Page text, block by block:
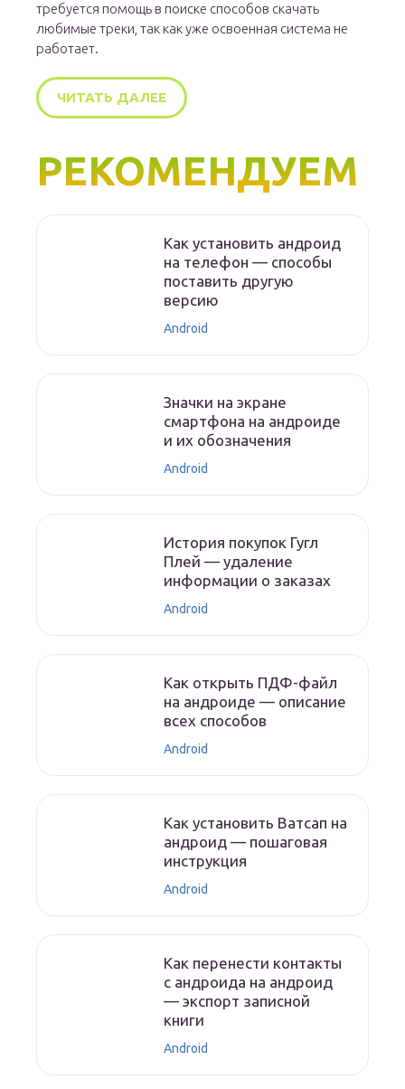
требуется помощь в поиске способов скачать
любимые треки, так как уже освоенная система не
работает.
ЧИТАТЬ ДАЛЕЕ
РЕКОМЕНДУЕМ
Как установить андроид
на телефон — способы
поставить другую
версию
Android
Значки на экране
смартфона на андроиде
и их обозначения
Android
История покупок Гугл
Плей — удаление
информации о заказах
Android
Как открыть ПДФ-файл
на андроиде — описание
всех способов
Android
Как установить Ватсап на
андроид — пошаговая
инструкция
Android
Как перенести контакты
с андроида на андроид
— экспорт записной
книги
Android